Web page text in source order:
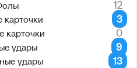
12
3
карточки
0
удары
9
удары 13